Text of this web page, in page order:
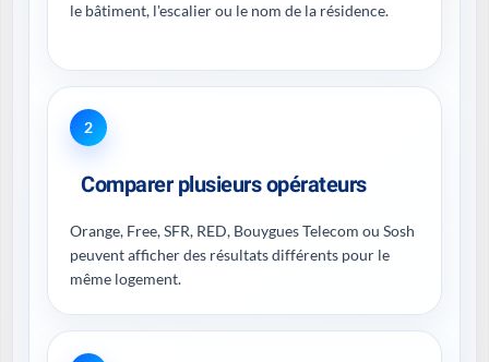
le bâtiment, l'escalier ou le nom de la résidence.
2
Comparer plusieurs opérateurs
Orange, Free, SFR, RED, Bouygues Telecom ou Sosh
peuvent afficher des résultats différents pour le
même logement.